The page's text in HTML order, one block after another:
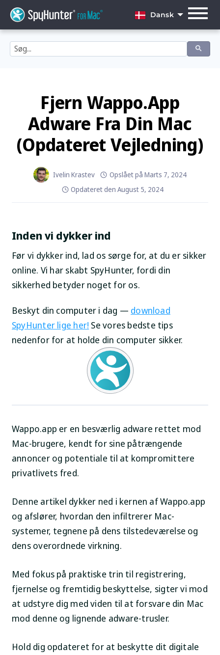
content
Dansk
English
Français
Italiano
Nederlands
Norsk
Português
Fjern Wappo.app
Adware Fra Din Mac
(Opdateret Vejledning)
Ivelin Krastev Opslået på Marts 7, 2024
Opdateret den August 5, 2024
Inden vi dykker ind
Før vi dykker ind, lad os sørge for, at du er sikker
online. Vi har skabt SpyHunter, fordi din
sikkerhed betyder noget for os.
Beskyt din computer i dag — download
SpyHunter lige her! Se vores bedste tips
nedenfor for at holde din computer sikker.
Wappo.app er en besværlig adware rettet mod
Mac-brugere, kendt for sine påtrængende
annoncer og potentiale til at kompromittere
privatlivets fred.
Denne artikel dykker ned i kernen af Wappo.app
og afslører, hvordan den infiltrerer Mac-
systemer, tegnene på dens tilstedeværelse og
dens overordnede virkning.
Med fokus på praktiske trin til registrering,
fjernelse og fremtidig beskyttelse, sigter vi mod
at udstyre dig med viden til at forsvare din Mac
mod denne og lignende adware-trusler.
Hold dig opdateret for at beskytte dit digitale